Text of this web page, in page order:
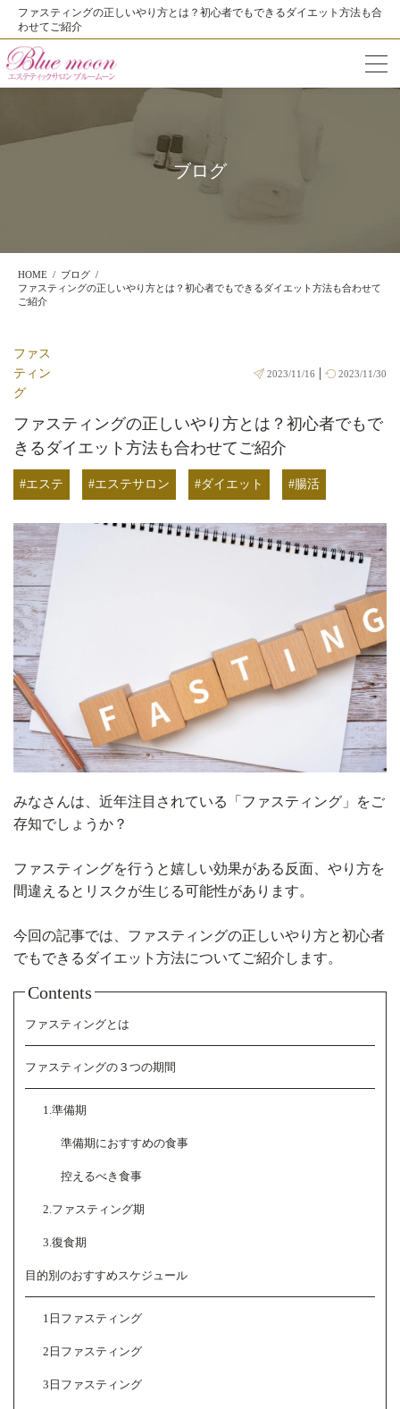
ファスティングの正しいやり方とは？初心者でもできるダイエット方法も合
わせてご紹介
ブログ
HOME
ブログ
ファスティングの正しいやり方とは？初心者でもできるダイエット方法も合わせて
ご紹介
ファス
ティン
グ
2023/11/16 | 2023/11/30
ファスティングの正しいやり方とは？初心者でもで
きるダイエット方法も合わせてご紹介
#エステ #エステサロン #ダイエット #腸活
みなさんは、近年注目されている「ファスティング」をご
存知でしょうか？
ファスティングを行うと嬉しい効果がある反面、やり方を
間違えるとリスクが生じる可能性があります。
今回の記事では、ファスティングの正しいやり方と初心者
でもできるダイエット方法についてご紹介します。
Contents
ファスティングとは
ファスティングの３つの期間
1.準備期
準備期におすすめの食事
控えるべき食事
2.ファスティング期
3.復食期
目的別のおすすめスケジュール
1日ファスティング
2日ファスティング
3日ファスティング